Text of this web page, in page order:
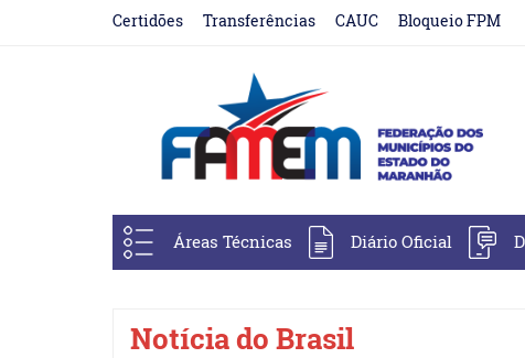
Certidões Transferências CAUC Bloqueio FPM
Áreas Técnicas Diário Oficial
Notícia do Brasil